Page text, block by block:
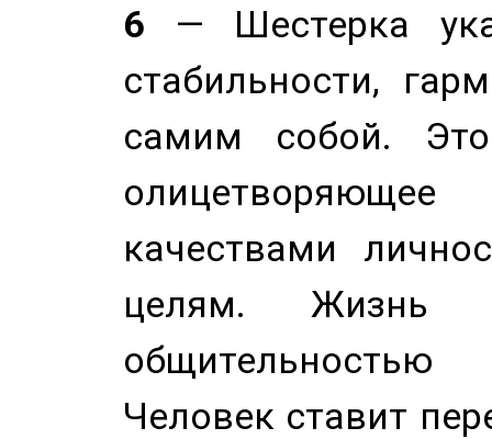
6 — Шестерка
стабильности,
самим собой.
качествами
целям. Жизнь
Человек ставит